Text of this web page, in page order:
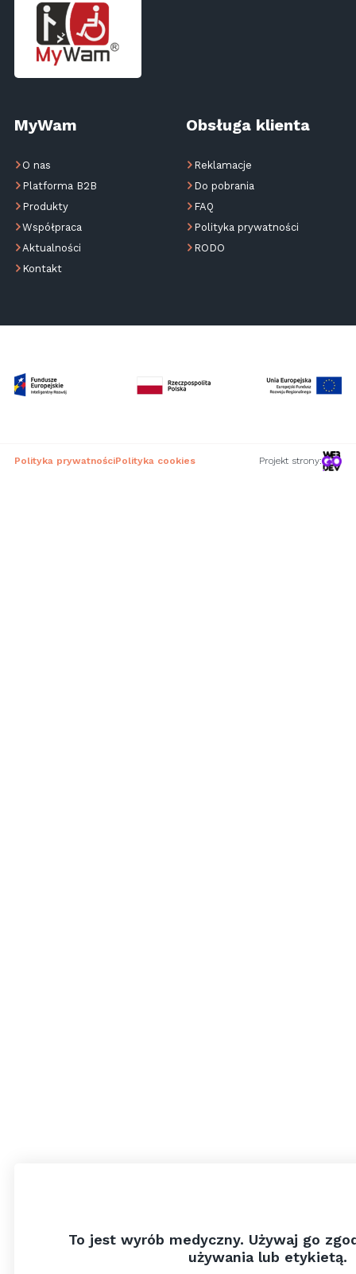
To jest wyrób medyczny. Używaj go
używania lub etykietą.
MyWam
O nas
Platforma B2B
Produkty
Współpraca
Aktualności
Kontakt
Obsługa klienta
Reklamacje
Do pobrania
FAQ
Polityka prywatności
RODO
Polityka prywatnościPolityka cookies Projekt strony: